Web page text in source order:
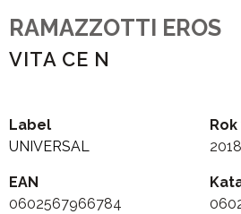
RAMAZZOTTI EROS
VITA CE N
Label
UNIVERSAL
2018
EAN
0602567966784